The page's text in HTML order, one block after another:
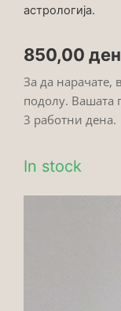
астрологија.
850,00 ден
За да нарачате,
подолу. Вашата
3 работни дена.
In stock